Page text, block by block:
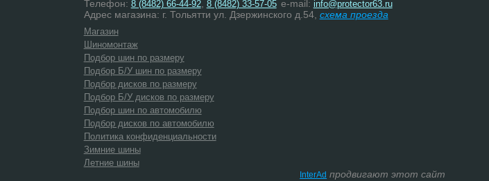
Телефон: 8 (8482) 66-44-92, 8 (8482) 33-57-05 e-mail: info@protector63.ru
Адрес магазина: г. Тольятти ул. Дзержинского д.54, схема проезда
Магазин
Шиномонтаж
Подбор шин по размеру
Подбор Б/У шин по размеру
Подбор дисков по размеру
Подбор Б/У дисков по размеру
Подбор шин по автомобилю
Подбор дисков по автомобилю
Политика конфиденциальности
Зимние шины
Летние шины
InterAd продвигают этот сайт